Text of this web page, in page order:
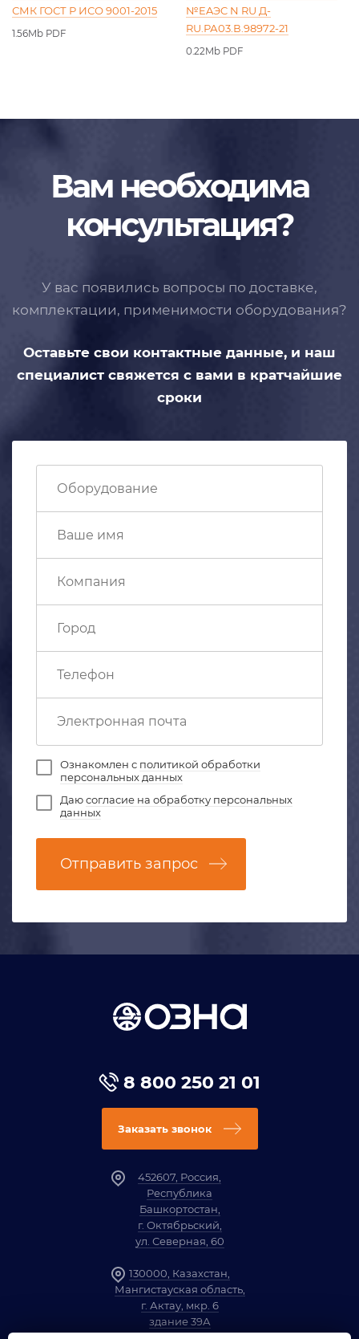
СМК ГОСТ Р ИСО 9001-2015
1.56Mb PDF
№EAЭC N RU Д-
RU.РА03.В.98972-21
0.22Mb PDF
Вам необходима
консультация?
У вас появились вопросы по доставке,
комплектации, применимости оборудования?
Оставьте свои контактные данные, и наш
специалист свяжется с вами в кратчайшие
сроки
Ознакомлен с политикой обработки
персональных данных
Даюсогласие на обработку персональных
данных
Отправить запрос
8 800 250 21 01
Заказать звонок
452607, Россия,
Республика
Башкортостан,
г. Октябрьский,
ул. Северная, 60
130000, Казахстан,
Мангистауская область,
г. Актау, мкр. 6
здание 39А